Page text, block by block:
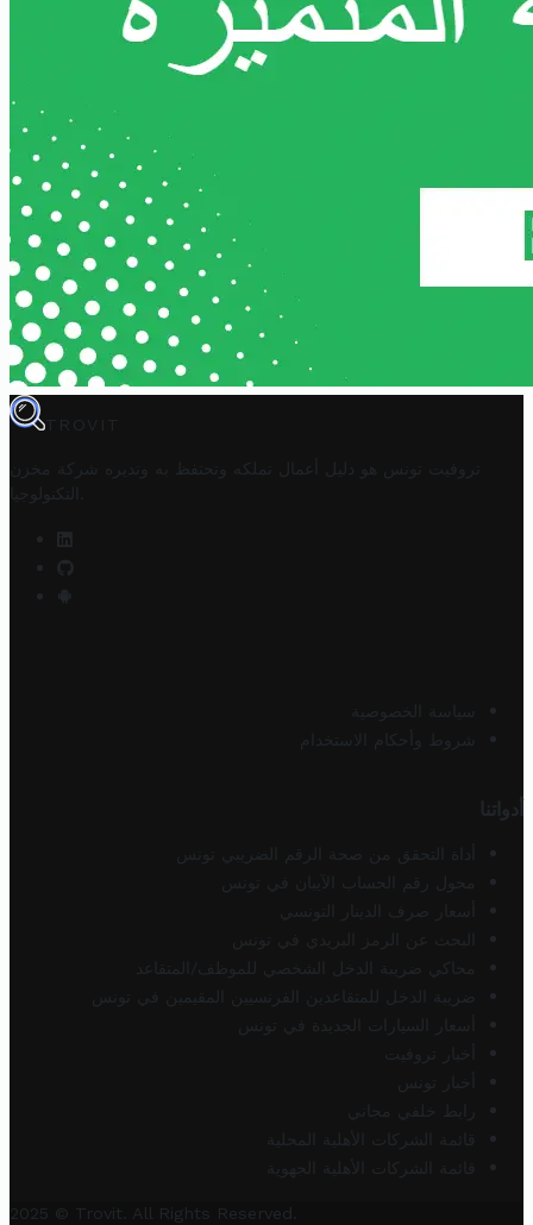
TROVIT
تروفيت تونس هو دليل أعمال تملكه وتحتفظ به وتديره
شركة مخزن
التكنولوجيا
سياسة الخصوصية
شروط وأحكام الاستخدام
أدواتنا
أداة التحقق من صحة الرقم الضريبي تونس
محول رقم الحساب الآيبان في تونس
أسعار صرف الدينار التونسي
البحث عن الرمز البريدي في تونس
محاكي ضريبة الدخل الشخصي للموظف/المتقاعد
ضريبة الدخل للمتقاعدين الفرنسيين المقيمين في تونس
أسعار السيارات الجديدة في تونس
أخبار تروفيت
أخبار تونس
رابط خلفي مجاني
قائمة الشركات الأهلية المحلية
قائمة الشركات الأهلية الجهوية
2025 © Trovit. All Rights Reserved.